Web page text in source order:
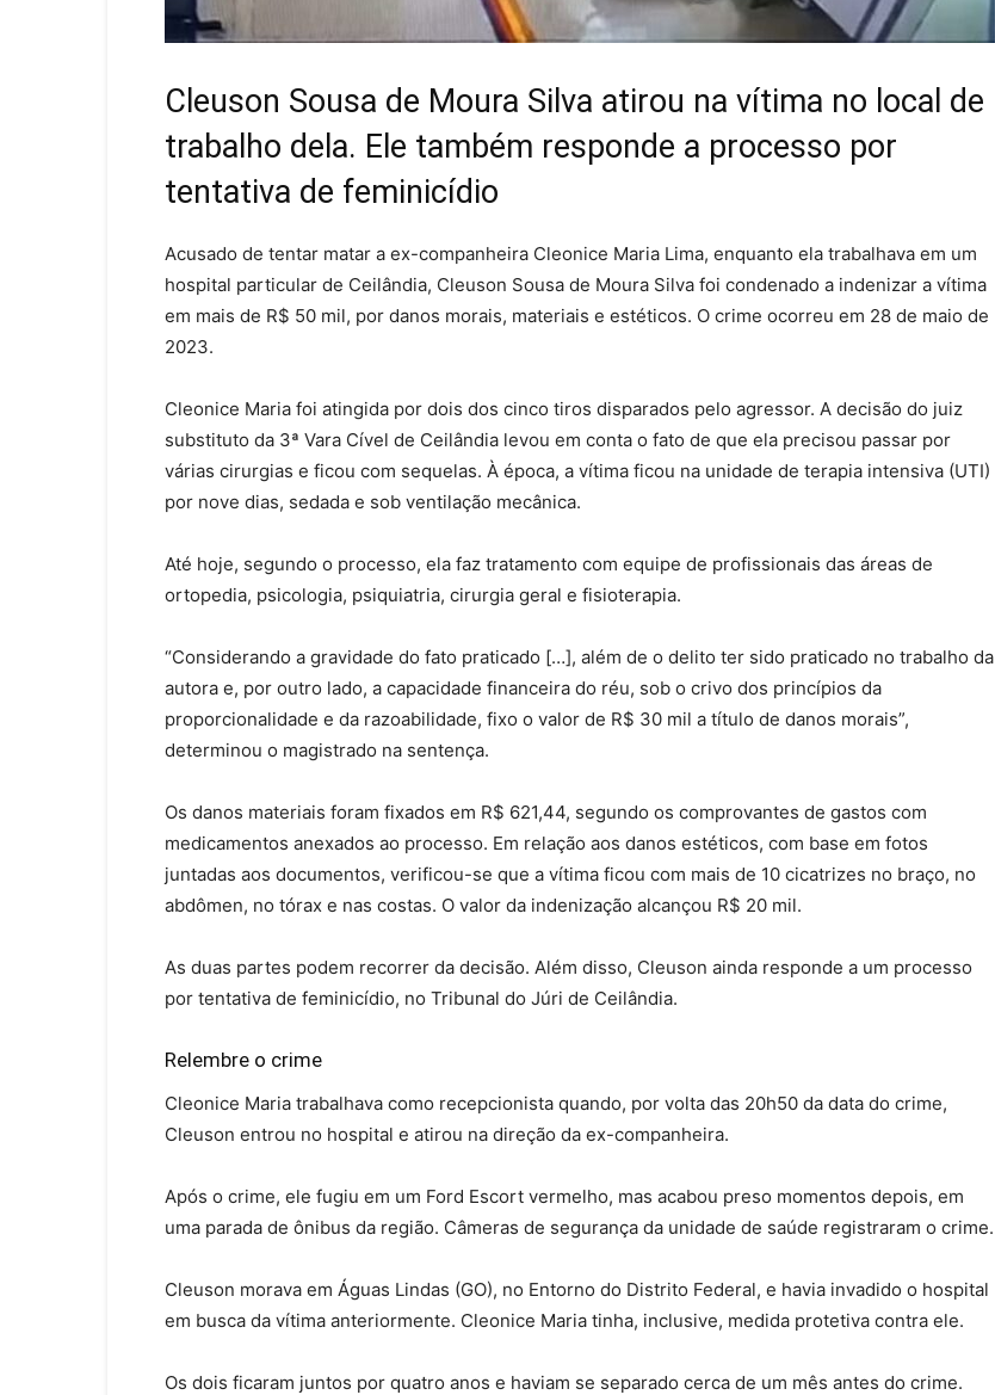
Cleuson Sousa de Moura Silva atirou na vítima no local de
trabalho dela. Ele também responde a processo por
tentativa de feminicídio
Acusado de tentar matar a ex-companheira Cleonice Maria Lima, enquanto ela trabalhava em um
hospital particular de Ceilândia, Cleuson Sousa de Moura Silva foi condenado a indenizar a vítima
em mais de R$ 50 mil, por danos morais, materiais e estéticos. O crime ocorreu em 28 de maio de
2023.
Cleonice Maria foi atingida por dois dos cinco tiros disparados pelo agressor. A decisão do juiz
substituto da 3ª Vara Cível de Ceilândia levou em conta o fato de que ela precisou passar por
várias cirurgias e ficou com sequelas. À época, a vítima ficou na unidade de terapia intensiva (UTI)
por nove dias, sedada e sob ventilação mecânica.
Até hoje, segundo o processo, ela faz tratamento com equipe de profissionais das áreas de
ortopedia, psicologia, psiquiatria, cirurgia geral e fisioterapia.
“Considerando a gravidade do fato praticado […], além de o delito ter sido praticado no trabalho da
autora e, por outro lado, a capacidade financeira do réu, sob o crivo dos princípios da
proporcionalidade e da razoabilidade, fixo o valor de R$ 30 mil a título de danos morais”,
determinou o magistrado na sentença.
Os danos materiais foram fixados em R$ 621,44, segundo os comprovantes de gastos com
medicamentos anexados ao processo. Em relação aos danos estéticos, com base em fotos
juntadas aos documentos, verificou-se que a vítima ficou com mais de 10 cicatrizes no braço, no
abdômen, no tórax e nas costas. O valor da indenização alcançou R$ 20 mil.
As duas partes podem recorrer da decisão. Além disso, Cleuson ainda responde a um processo
por tentativa de feminicídio, no Tribunal do Júri de Ceilândia.
Relembre o crime
Cleonice Maria trabalhava como recepcionista quando, por volta das 20h50 da data do crime,
Cleuson entrou no hospital e atirou na direção da ex-companheira.
Após o crime, ele fugiu em um Ford Escort vermelho, mas acabou preso momentos depois, em
uma parada de ônibus da região. Câmeras de segurança da unidade de saúde registraram o crime.
Cleuson morava em Águas Lindas (GO), no Entorno do Distrito Federal, e havia invadido o hospital
em busca da vítima anteriormente. Cleonice Maria tinha, inclusive, medida protetiva contra ele.
Os dois ficaram juntos por quatro anos e haviam se separado cerca de um mês antes do crime.